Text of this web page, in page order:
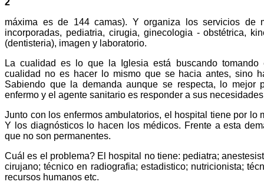
2
máxima es de 144 camas). Y organiza los servicios de
incorporadas, pediatria, cirugia, ginecologia - obstétrica,
(dentisteria), imagen y laboratorio.
La cualidad es lo que la Iglesia está buscando
cualidad no es hacer lo mismo que se hacia antes, sino
Sabiendo que la demanda aunque se respecta, lo mejor
enfermo y el agente sanitario es responder a sus
Junto con los enfermos ambulatorios, el hospital tiene por lo
Y los diagnósticos lo hacen los médicos. Frente a esta
que no son permanentes.
Cuál es el problema? El hospital no tiene: pediatra;
cirujano; técnico en radiografia; estadistico; nutricionista;
recursos humanos etc.